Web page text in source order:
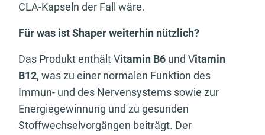
CLA-Kapseln der Fall wäre.
Für was ist Shaper weiterhin nützlich?
Das Produkt enthält Vitamin B6 und Vitamin
B12, was zu einer normalen Funktion des
Immun- und des Nervensystems sowie zur
Energiegewinnung und zu gesunden
Stoffwechselvorgängen beiträgt. Der